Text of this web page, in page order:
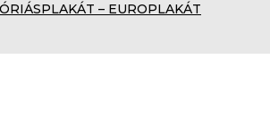
ÓRIÁSPLAKÁT – EUROPLAKÁT